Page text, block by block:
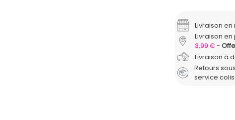
Livraison
Livraison
3,99 €
Livraison à
Retours
service